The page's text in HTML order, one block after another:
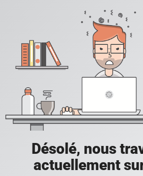
Désolé, nous
actuellement